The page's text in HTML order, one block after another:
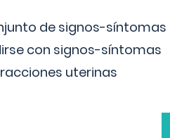
de signos-síntomas
con signos-síntomas
uterinas